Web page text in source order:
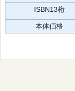
ISBN13桁
本体価格